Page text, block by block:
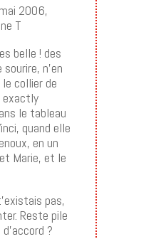
2006,
T
belle ! des
n’en
collier de
exactly
le tableau
quand elle
en un
Marie, et le
pas,
Reste pile
?